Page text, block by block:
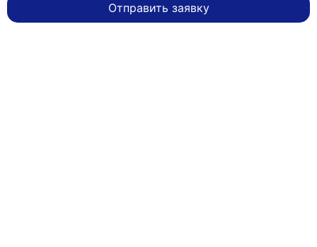
Отправить заявку